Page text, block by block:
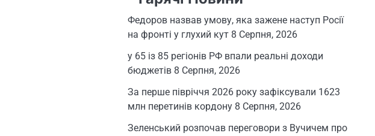
Федоров назвав умову, яка зажене наступ Росії
на фронті у глухий кут 8 Серпня, 2026
у 65 із 85 регіонів РФ впали реальні доходи
бюджетів 8 Серпня, 2026
За перше півріччя 2026 року зафіксували 1623
млн перетинів кордону 8 Серпня, 2026
Зеленський розпочав переговори з Вучичем про